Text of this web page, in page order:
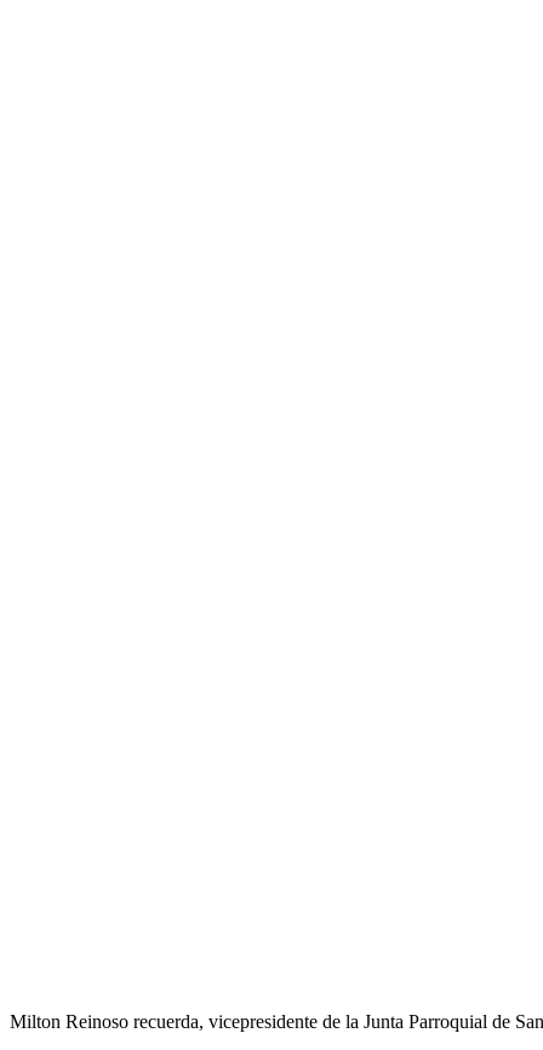
Milton Reinoso recuerda, vicepresidente de la Junta Parroquial de